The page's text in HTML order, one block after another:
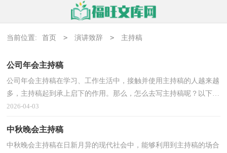
当前位置: 首页 > 演讲致辞 > 主持稿
公司年会主持稿
公司年会主持稿在学习、工作生活中，接触并使用主持稿的人越来越
多，主持稿起到承上启下的作用。那么，怎么去写主持稿呢？以下是
小编为大家整理的公司年会主持稿，欢迎大家分享。公司...
2026-04-03
中秋晚会主持稿
中秋晚会主持稿在日新月异的现代社会中，能够利用到主持稿的场合